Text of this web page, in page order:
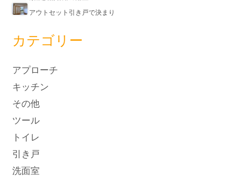
アウトセット引き戸で決まり
カテゴリー
アプローチ
キッチン
その他
ツール
トイレ
引き戸
洗面室